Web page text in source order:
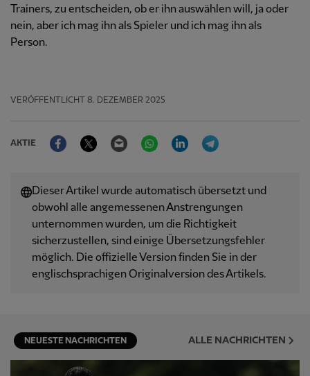
Trainers, zu entscheiden, ob er ihn auswählen will, ja oder
nein, aber ich mag ihn als Spieler und ich mag ihn als
Person.
VERÖFFENTLICHT 8. DEZEMBER 2025
AKTIE
FacebookTwitter Email WhatsAppLinkedIn
Dieser Artikel wurde automatisch übersetzt und
obwohl alle angemessenen Anstrengungen
unternommen wurden, um die Richtigkeit
sicherzustellen, sind einige Übersetzungsfehler
möglich. Die offizielle Version finden Sie in der
englischsprachigen Originalversion des Artikels.
NEUESTE NACHRICHTEN ALLE NACHRICHTEN